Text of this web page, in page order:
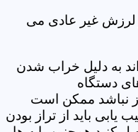
لرزش غیر عادی می
به دلیل خراب شدن
دستگاه
نباشد ممکن است
یابی باید از تراز بودن